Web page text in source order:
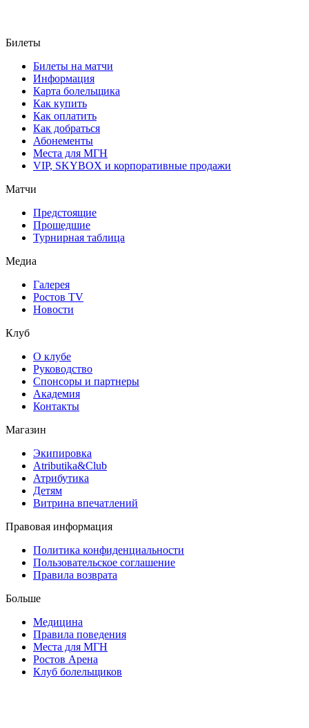
Билеты
Билеты на матчи
Информация
Карта болельщика
Как купить
Как оплатить
Как добраться
Абонементы
Места для МГН
VIP, SKYBOX и корпоративные продажи
Матчи
Предстоящие
Прошедшие
Турнирная таблица
Медиа
Галерея
Ростов TV
Новости
Клуб
О клубе
Руководство
Спонсоры и партнеры
Академия
Контакты
Магазин
Экипировка
Atributika&Club
Атрибутика
Детям
Витрина впечатлений
Правовая информация
Политика конфиденциальности
Пользовательское соглашение
Правила возврата
Больше
Медицина
Правила поведения
Места для МГН
Ростов Арена
Клуб болельщиков